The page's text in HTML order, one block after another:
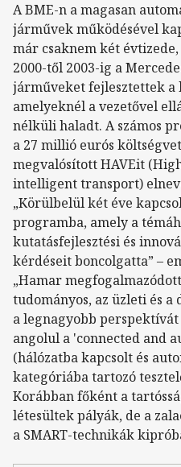
A BME-n a magasan
járművek működésével
már csaknem két
2000-től 2003-ig a
járműveket fejlesztettek a
amelyeknél a vezetővel
nélküli haladt. A számos
a 27 millió eurós
megvalósított HAVEit
intelligent transport)
„Körülbelül két éve
programba, amely a
kutatásfejlesztési és
kérdéseit boncolgatta” –
„Hamar
tudományos, az üzleti és a
a legnagyobb
angolul a 'connected and
(hálózatba kapcsolt és
kategóriába tartozó
Korábban főként a
létesültek pályák, de a
a SMART-technikák